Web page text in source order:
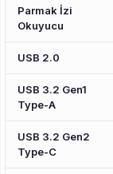
Parmak İzi
Okuyucu
USB 2.0
USB 3.2 Gen1
Type-A
USB 3.2 Gen2
Type-C